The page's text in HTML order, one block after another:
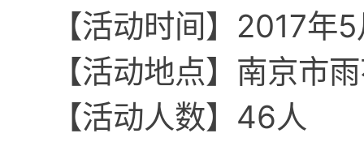
【活动时间】2017
【活动地点】南京市
【活动人数】46人